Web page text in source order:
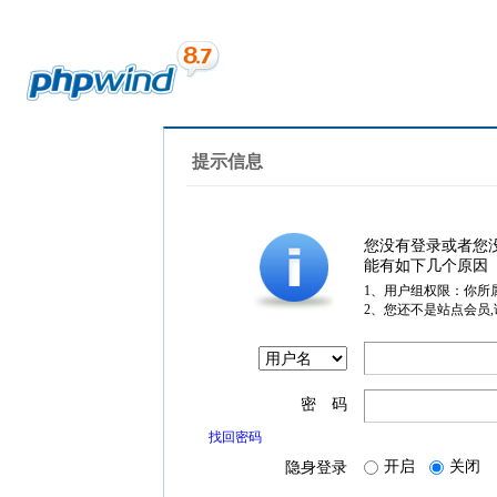
提示信息
您没有登录或者您
能有如下几个原因
1、用户组权限：你所
2、您还不是站点会员
密 码
找回密码
隐身登录 开启 关闭